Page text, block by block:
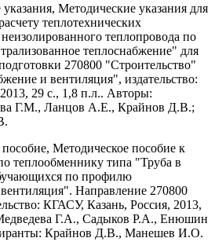
Методические указания для
теплотехнических
теплопровода по
теплоснабжение" для
270800 "Строительство"
и вентиляция", издательство:
29 с., 1,8 п.л.. Авторы:
Г.М., Ланцов А.Е., Крайнов Д.В.;
Методическое пособие к
теплообменнику типа "Труба в
по профилю
Направление 270800
КГАСУ, Казань, Россия, 2013,
Г.А., Садыков Р.А., Енюшин
Крайнов Д.В., Манешев И.О.